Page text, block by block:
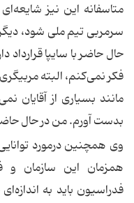
متاسفانه این نیز
سرمربی تیم ملی شود،
حال حاضر با سایپا قرارداد
فكر نمی‌كنم، البته
مانند بسیاری از آقایان
بدست آورم. من در حال
وی همچنین درمورد
همزمان این سازمان و
فدراسیون باید به